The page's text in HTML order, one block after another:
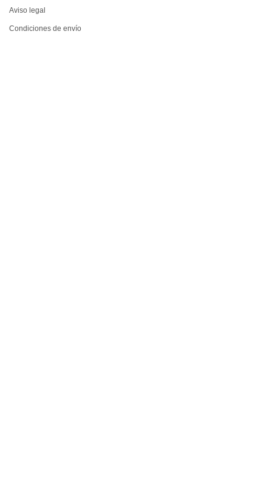
Aviso legal
Condiciones de envío